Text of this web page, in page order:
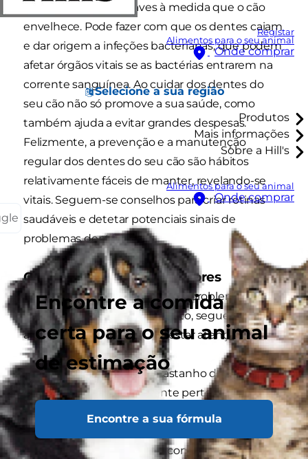
Registar
Alimentos para o seu animal
Onde comprar
Selecione a sua região
Produtos
Mais informações
Sobre a Hill's
Alimentos para o seu animal
Onde comprar
Encontre a comida
certa para o seu animal
de estimação
Encontre a sua fórmula
causa de doenças graves à medida que o cão
envelhece. Pode fazer com que os dentes caiam
e dar origem a infeções bacterianas, que podem
afetar órgãos vitais se as bactérias entrarem na
corrente sanguínea. Ao cuidar dos dentes do
seu cão não só promove a sua saúde, como
também ajuda a evitar grandes despesas.
Felizmente, a prevenção e a manutenção
regular dos dentes do seu cão são hábitos
relativamente fáceis de manter, revelando-se
vitais. Seguem-se conselhos para criar rotinas
saudáveis e detetar potenciais sinais de
problemas dentários.
Conselho 1. Sinais reveladores
O veterinário deteta eventuais problemas na
consulta anual, mas entretanto, seguem-se
alguns sinais a que deve prestar atenção:
O tártaro amarelo e castanho deposita-se
nos dentes, geralmente perto da linha
gengival
aparente vontade de comer, o cão afasta-